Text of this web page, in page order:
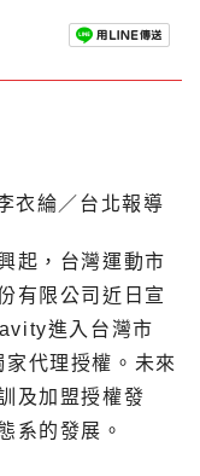
衣綸／台北報導
起，台灣運動市
有限公司近日宣
進入台灣市
代理授權。未來
及加盟授權發
系的發展。